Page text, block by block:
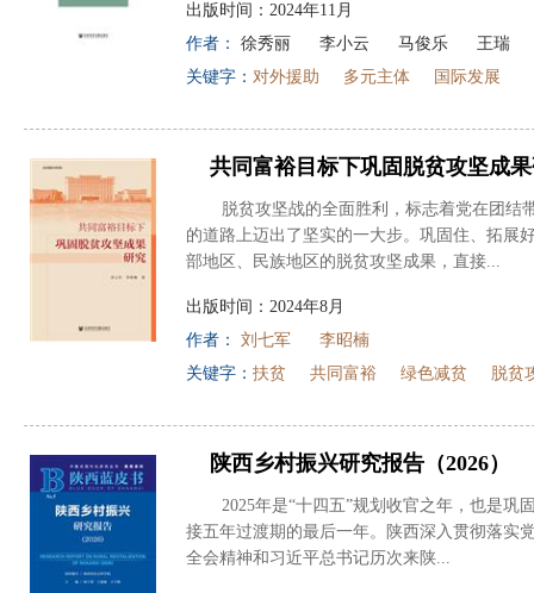
出版时间：2024年11月
作者： 徐秀丽 李小云 马俊乐
王瑞
关键字： 对外援助 多元主体 国际发展
共同富裕目标下巩固脱贫攻坚成
脱贫攻坚战的全面胜利，标志着党在团结
的道路上迈出了坚实的一大步。巩固住、拓展
部地区、民族地区的脱贫攻坚成果，直接...
出版时间：2024年8月
作者： 刘七军
李昭楠
关键字： 扶贫 共同富裕 绿色减贫 脱贫
陕西乡村振兴研究报告（2026）
2025年是“十四五”规划收官之年，也是巩
接五年过渡期的最后一年。陕西深入贯彻落实
全会精神和习近平总书记历次来陕...